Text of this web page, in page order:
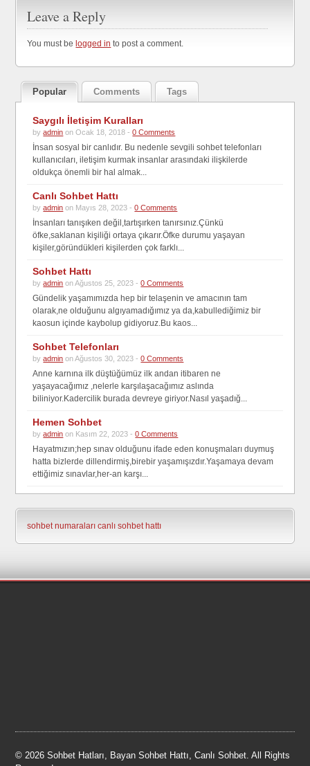
Leave a Reply
You must be logged in to post a comment.
Popular Comments Tags
Saygılı İletişim Kuralları
byadmin on Ocak 18, 2018 -0 Comments
İnsan sosyal bir canlıdır. Bu nedenle sevgili sohbet telefonları
kullanıcıları, iletişim kurmak insanlar arasındaki ilişkilerde
oldukça önemli bir hal almak...
Canlı Sohbet Hattı
byadmin on Mayıs 28, 2023 -0 Comments
İnsanları tanışıken değil,tartışırken tanırsınız.Çünkü
öfke,saklanan kişiliği ortaya çıkarır.Öfke durumu yaşayan
kişiler,göründükleri kişilerden çok farklı...
Sohbet Hattı
byadmin on Ağustos 25, 2023 -0 Comments
Gündelik yaşamımızda hep bir telaşenin ve amacının tam
olarak,ne olduğunu algıyamadığımız ya da,kabullediğimiz bir
kaosun içinde kaybolup gidiyoruz.Bu kaos...
Sohbet Telefonları
byadmin on Ağustos 30, 2023 -0 Comments
Anne karnına ilk düştüğümüz ilk andan itibaren ne
yaşayacağımız ,nelerle karşılaşacağımız aslında
biliniyor.Kadercilik burada devreye giriyor.Nasıl yaşadığ...
Hemen Sohbet
byadmin on Kasım 22, 2023 -0 Comments
Hayatmızın;hep sınav olduğunu ifade eden konuşmaları duymuş
hatta bizlerde dillendirmiş,birebir yaşamışızdır.Yaşamaya devam
ettiğimiz sınavlar,her-an karşı...
sohbet numaraları canlı sohbet hattı
© 2026 Sohbet Hatları, Bayan Sohbet Hattı, Canlı Sohbet. All Rights